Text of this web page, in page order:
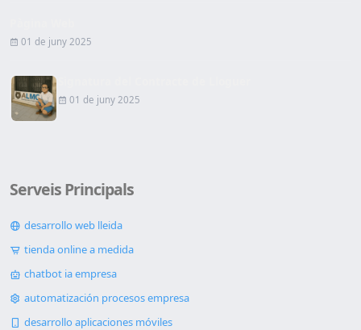
01 de juny 2025
01 de juny 2025
Serveis Principals
desarrollo web lleida
tienda online a medida
chatbot ia empresa
automatización procesos empresa
desarrollo aplicaciones móviles